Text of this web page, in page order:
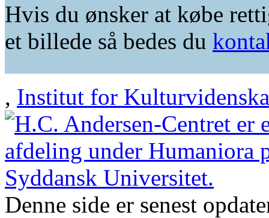
Hvis du ønsker at købe
et billede så bedes du
, Institut for
Denne side er senest